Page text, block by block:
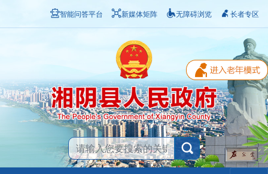
智能问答平台 新媒体矩阵 无障碍浏览 长者专区